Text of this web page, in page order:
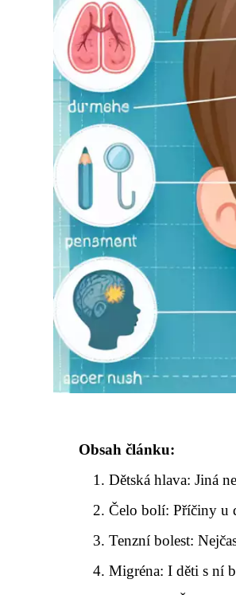
Obsah článku:
Dětská hlava: Jiná
Čelo bolí: Příčiny u
Tenzní bolest:
Migréna: I děti s ní